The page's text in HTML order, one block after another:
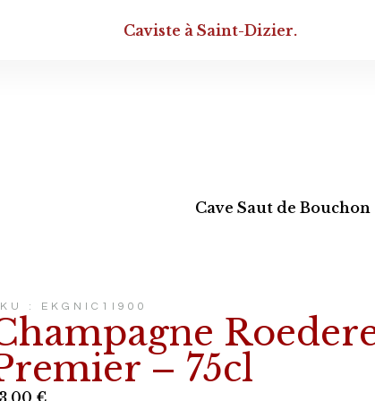
Caviste à Saint-Dizier.
Cave Saut de Bouchon
: EKGNIC1I900
– 75cl
€